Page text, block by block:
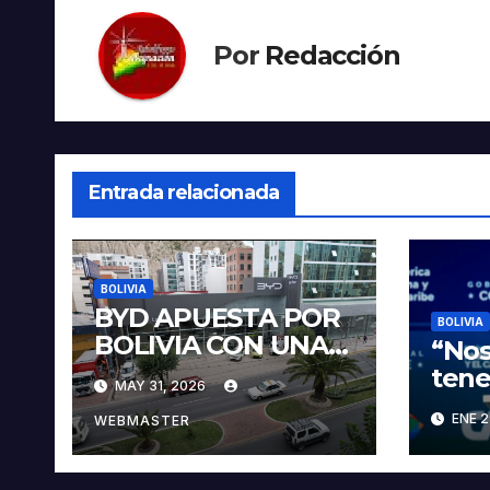
Por Redacción
Entrada relacionada
BOLIVIA
BYD APUESTA POR
BOLIVIA CON UNA
PROPUESTA
INTEGRAL PARA
IMPULSAR LA
ELECTROMOVILIDA
D Y LA
MAY 31, 2026
WEBMASTER
BOLIVIA
ENE